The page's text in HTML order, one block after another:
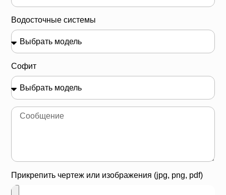
Водосточные системы
Софит
Прикрепить чертеж или изображения (jpg, png, pdf)